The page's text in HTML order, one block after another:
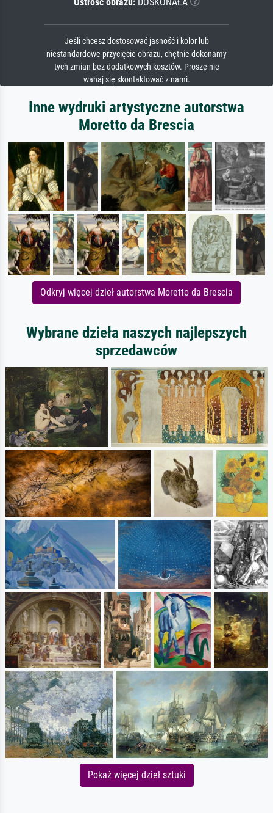
Jeśli chcesz dostosować jasność i kolor lub
niestandardowe przycięcie obrazu, chętnie dokonamy
tych zmian bez dodatkowych kosztów. Proszę nie
wahaj się skontaktować z nami.
Inne wydruki artystyczne autorstwa
Moretto da Brescia
Odkryj więcej dzieł autorstwa Moretto da Brescia
Wybrane dzieła naszych najlepszych
sprzedawców
Pokaż więcej dzieł sztuki